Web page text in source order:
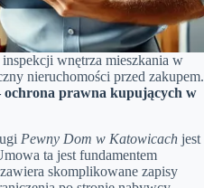
wnętrza mieszkania w
nieruchomości przed zakupem.
ochrona prawna kupujących w
Pewny Dom w Katowicach jest
ta jest fundamentem
skomplikowane zapisy